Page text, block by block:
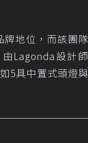
地位，而該團隊
Lagonda設計師
5具中置式頭燈與